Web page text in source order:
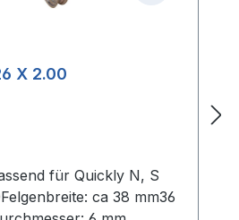
X 2.00
für Quickly N, S
ca 38 mm36